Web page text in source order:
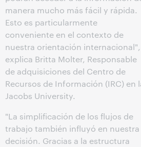
manera mucho más fácil y rápida.
Esto es particularmente
conveniente en el contexto de
nuestra orientación internacional",
explica Britta Molter, Responsable
de adquisiciones del Centro de
Recursos de Información (IRC) en
Jacobs University.
"La simplificación de los flujos de
trabajo también influyó en nuestra
decisión. Gracias a la estructura